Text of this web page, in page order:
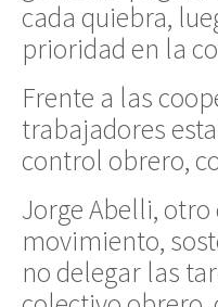
cada quiebra,
prioridad en la
Frente a las
trabajadores
control obrero,
Jorge Abelli,
movimiento,
no delegar las